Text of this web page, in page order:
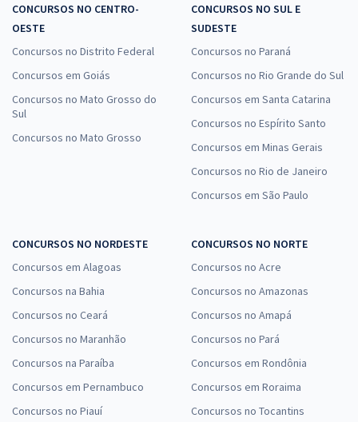
CONCURSOS NO CENTRO-
OESTE
Concursos no Distrito Federal
Concursos em Goiás
Concursos no Mato Grosso do
Sul
Concursos no Mato Grosso
CONCURSOS NO SUL E
SUDESTE
Concursos no Paraná
Concursos no Rio Grande do Sul
Concursos em Santa Catarina
Concursos no Espírito Santo
Concursos em Minas Gerais
Concursos no Rio de Janeiro
Concursos em São Paulo
CONCURSOS NO NORDESTE
Concursos em Alagoas
Concursos na Bahia
Concursos no Ceará
Concursos no Maranhão
Concursos na Paraíba
Concursos em Pernambuco
Concursos no Piauí
CONCURSOS NO NORTE
Concursos no Acre
Concursos no Amazonas
Concursos no Amapá
Concursos no Pará
Concursos em Rondônia
Concursos em Roraima
Concursos no Tocantins